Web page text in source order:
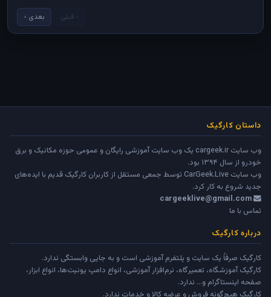
‹ قبلی بعدی ›
داستان کارگیک
وب سایت cargeek.ir یک وب سایت آموزشی رایگان و عمومی حوزه مکانیک و برق
خودرو از سال ۱۳۹۴ بود.
وب سایت CarGeek.Live توسط جمعی مستقل از کاربران کارگیک قدیم با ایده‌های
جدید شروع به کار کرد.
cargeeklive@gmail.com
تماس با ما
درباره کارگیک
کارگیک صرفاً یک سایت و پلتفرم آموزشی است و به جایی وابستگی ندارد.
کارگیک آموزشگاه، تعمیرگاه، نرم‌افزار آموزشی، انواع دامپ یونیت‌ها، انواع ابزار،
صفحه اینستاگرام و... ندارد.
کارگیک هیچ‌گونه فروش و عرضه کالا و خدمات ندارد.